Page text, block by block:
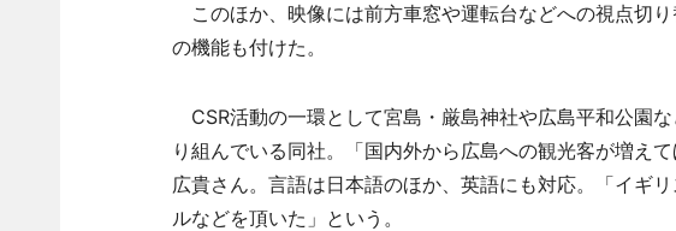
このほか、映像には前方車窓や運転台などへの視点切
の機能も付けた。
CSR活動の一環として宮島・厳島神社や広島平和公園
り組んでいる同社。「国内外から広島への観光客が増え
広貴さん。言語は日本語のほか、英語にも対応。「イギ
ルなどを頂いた」という。